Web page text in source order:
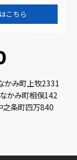
こちら
み町上牧2331
かみ町相俣142
条町四万840